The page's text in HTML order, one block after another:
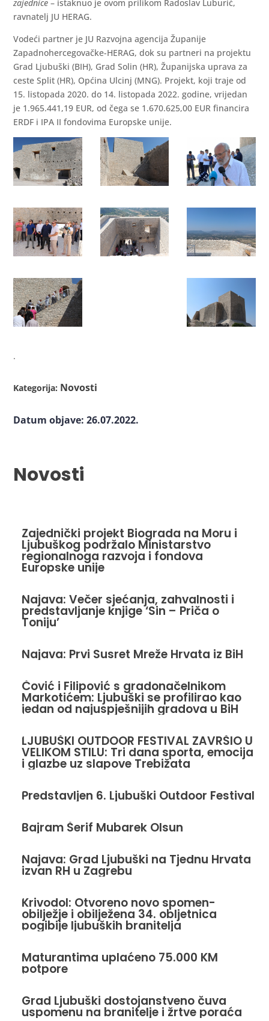
zajednice – istaknuo je ovom prilikom Radoslav Luburić,
ravnatelj JU HERAG.
Vodeći partner je JU Razvojna agencija Županije
Zapadnohercegovačke-HERAG, dok su partneri na projektu
Grad Ljubuški (BIH), Grad Solin (HR), Županijska uprava za
ceste Split (HR), Općina Ulcinj (MNG). Projekt, koji traje od
15. listopada 2020. do 14. listopada 2022. godine, vrijedan
je 1.965.441,19 EUR, od čega se 1.670.625,00 EUR financira
ERDF i IPA II fondovima Europske unije.
.
Kategorija: Novosti
Datum objave: 26.07.2022.
Novosti
Zajednički projekt Biograda na Moru i
Ljubuškog podržalo Ministarstvo
regionalnoga razvoja i fondova
Europske unije
Najava: Večer sjećanja, zahvalnosti i
predstavljanje knjige ‘Sin – Priča o
Toniju’
Najava: Prvi Susret Mreže Hrvata iz BiH
Čović i Filipović s gradonačelnikom
Markotićem: Ljubuški se profilirao kao
jedan od najuspješnijih gradova u BiH
LJUBUŠKI OUTDOOR FESTIVAL ZAVRŠIO U
VELIKOM STILU: Tri dana sporta, emocija
i glazbe uz slapove Trebižata
Predstavljen 6. Ljubuški Outdoor Festival
Bajram Šerif Mubarek Olsun
Najava: Grad Ljubuški na Tjednu Hrvata
izvan RH u Zagrebu
Krivodol: Otvoreno novo spomen-
obilježje i obilježena 34. obljetnica
pogibije ljubuških branitelja
Maturantima uplaćeno 75.000 KM
potpore
Grad Ljubuški dostojanstveno čuva
uspomenu na branitelje i žrtve poraća